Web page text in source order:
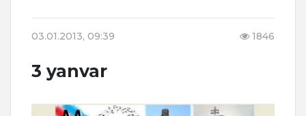
03.01.2013, 09:39 1846
3 yanvar